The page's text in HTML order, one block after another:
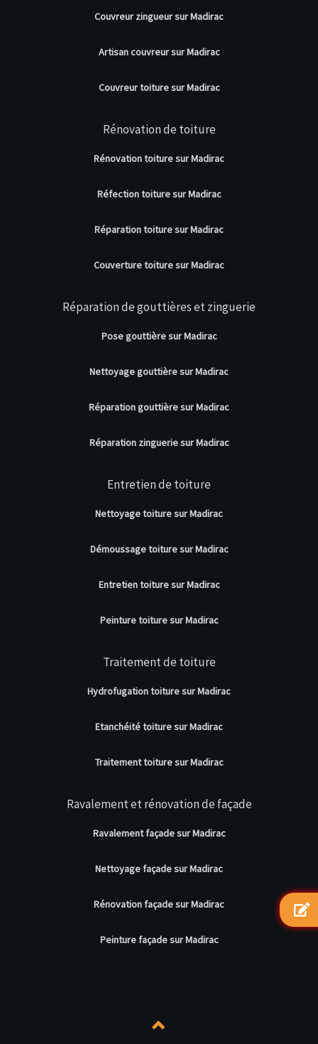
Couvreur zingueur sur Madirac
Artisan couvreur sur Madirac
Couvreur toiture sur Madirac
Rénovation de toiture
Rénovation toiture sur Madirac
Réfection toiture sur Madirac
Réparation toiture sur Madirac
Couverture toiture sur Madirac
Réparation de gouttières et zinguerie
Pose gouttière sur Madirac
Nettoyage gouttière sur Madirac
Réparation gouttière sur Madirac
Réparation zinguerie sur Madirac
Entretien de toiture
Nettoyage toiture sur Madirac
Démoussage toiture sur Madirac
Entretien toiture sur Madirac
Peinture toiture sur Madirac
Traitement de toiture
Hydrofugation toiture sur Madirac
Etanchéité toiture sur Madirac
Traitement toiture sur Madirac
Ravalement et rénovation de façade
Ravalement façade sur Madirac
Nettoyage façade sur Madirac
Rénovation façade sur Madirac
Peinture façade sur Madirac